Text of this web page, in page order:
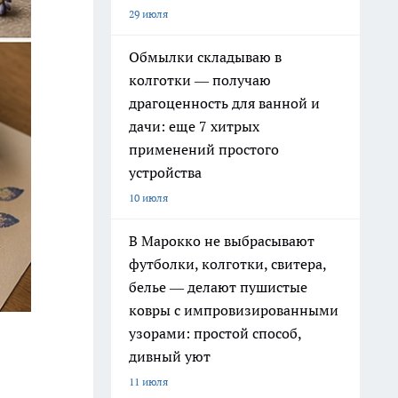
29 июля
Обмылки складываю в
колготки — получаю
драгоценность для ванной и
дачи: еще 7 хитрых
применений простого
устройства
10 июля
В Марокко не выбрасывают
футболки, колготки, свитера,
белье — делают пушистые
ковры с импровизированными
узорами: простой способ,
дивный уют
11 июля